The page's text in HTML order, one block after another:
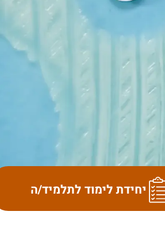
יחידת לימוד לתלמיד/ה